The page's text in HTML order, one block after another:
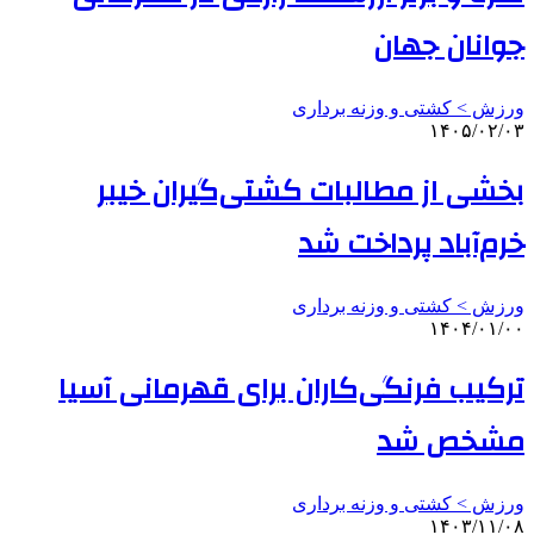
جوانان جهان
ورزش > کشتی و وزنه برداری
۱۴۰۵/۰۲/۰۳
بخشی از مطالبات کشتی‌گیران خیبر
خرم‌آباد پرداخت شد
ورزش > کشتی و وزنه برداری
۱۴۰۴/۰۱/۰۰
ترکیب فرنگی‌کاران برای قهرمانی آسیا
مشخص شد
ورزش > کشتی و وزنه برداری
۱۴۰۳/۱۱/۰۸